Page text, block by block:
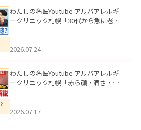
わたしの名医Youtube アルバアレルギ
ークリニック札幌「30代から急に老け
た。
2026.07.24
わたしの名医Youtube アルバアレルギ
ークリニック札幌「赤ら顔・酒さ・ニ
した。
2026.07.17